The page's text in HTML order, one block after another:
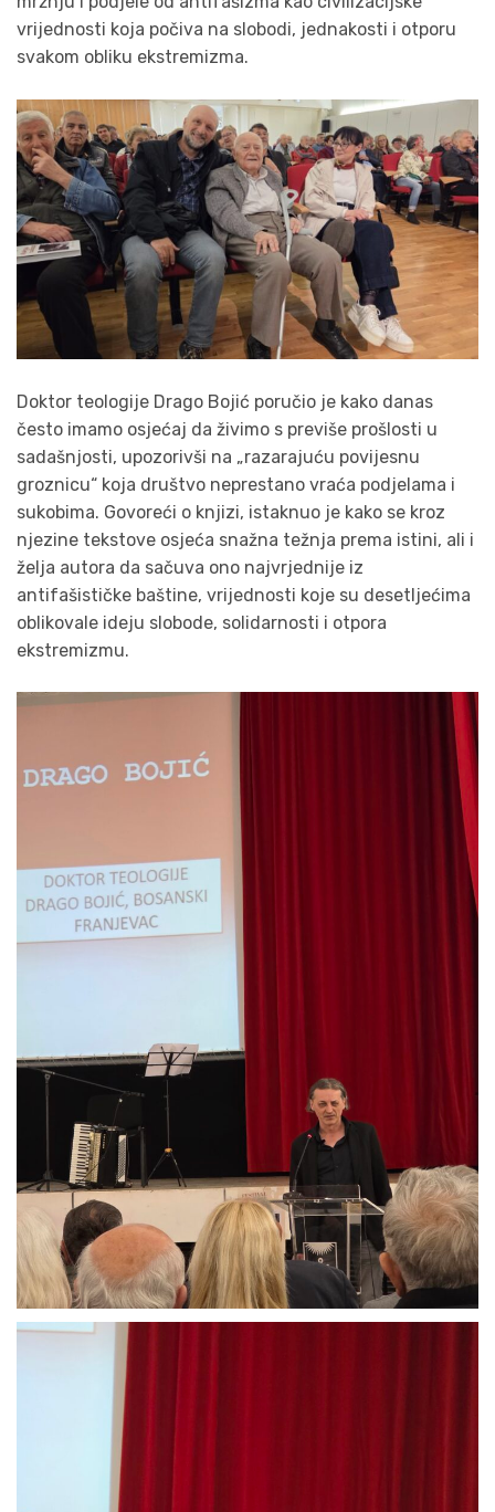
vrijednosti koja počiva na slobodi, jednakosti i otporu
svakom obliku ekstremizma.
Doktor teologije Drago Bojić poručio je kako danas
često imamo osjećaj da živimo s previše prošlosti u
sadašnjosti, upozorivši na „razarajuću povijesnu
groznicu“ koja društvo neprestano vraća podjelama i
sukobima. Govoreći o knjizi, istaknuo je kako se kroz
njezine tekstove osjeća snažna težnja prema istini, ali i
želja autora da sačuva ono najvrjednije iz
antifašističke baštine, vrijednosti koje su desetljećima
oblikovale ideju slobode, solidarnosti i otpora
ekstremizmu.